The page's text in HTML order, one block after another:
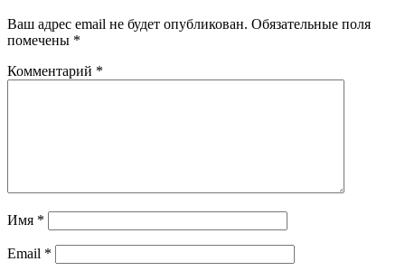
Ваш адрес email не будет опубликован. Обязательные поля
помечены *
Комментарий *
Имя *
Email *